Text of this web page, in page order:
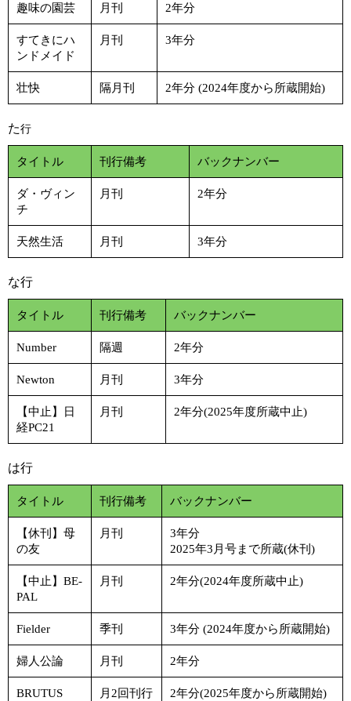
趣味の園芸 月刊 2年分
すてきにハ
ンドメイド
月刊 3年分
壮快 隔月刊 2年分 (2024年度から所蔵開始)
た行
タイトル 刊行備考 バックナンバー
ダ・ヴィン
チ
月刊 2年分
天然生活 月刊 3年分
な行
タイトル 刊行備考 バックナンバー
Number 隔週 2年分
Newton 月刊 3年分
【中止】日
経PC21
月刊 2年分(2025年度所蔵中止)
は行
タイトル 刊行備考 バックナンバー
【休刊】母
の友
月刊
3年分
2025年3月号まで所蔵(休刊)
【中止】BE‐
PAL
月刊 2年分(2024年度所蔵中止)
Fielder 季刊 3年分 (2024年度から所蔵開始)
婦人公論 月刊 2年分
BRUTUS 月2回刊行 2年分(2025年度から所蔵開始)